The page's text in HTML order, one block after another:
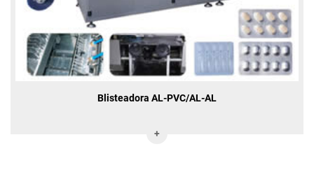
Blisteadora AL-PVC/AL-AL